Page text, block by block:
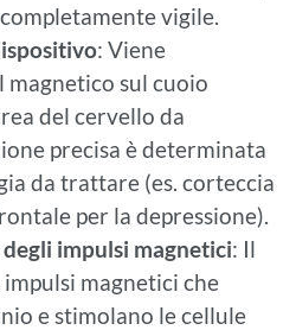
vigile.
: Viene
magnetico sul cuoio
del cervello da
precisa è determinata
da trattare (es. corteccia
per la depressione).
impulsi magnetici: Il
magnetici che
e stimolano le cellule